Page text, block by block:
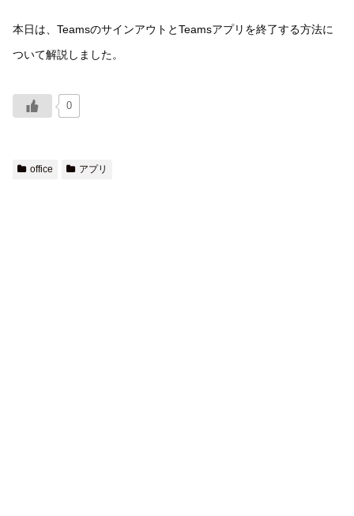
本日は、TeamsのサインアウトとTeamsアプリを終了する方法に
ついて解説しました。
0
office アプリ